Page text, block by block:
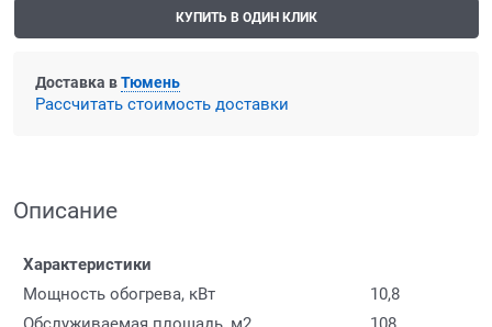
КУПИТЬ В ОДИН КЛИК
Доставка вТюмень
Рассчитать стоимость доставки
Описание
Характеристики
Мощность обогрева, кВт
10,8